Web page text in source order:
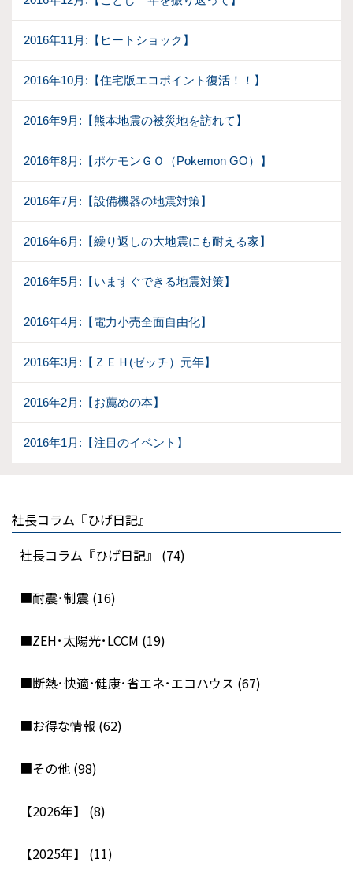
2016年11月:【ヒートショック】
2016年10月:【住宅版エコポイント復活！！】
2016年9月:【熊本地震の被災地を訪れて】
2016年8月:【ポケモンＧＯ（Pokemon GO）】
2016年7月:【設備機器の地震対策】
2016年6月:【繰り返しの大地震にも耐える家】
2016年5月:【いますぐできる地震対策】
2016年4月:【電力小売全面自由化】
2016年3月:【ＺＥＨ(ゼッチ）元年】
2016年2月:【お薦めの本】
2016年1月:【注目のイベント】
社長コラム『ひげ日記』
社長コラム『ひげ日記』 (74)
■耐震･制震 (16)
■ZEH･太陽光･LCCM (19)
■断熱･快適･健康･省エネ･エコハウス (67)
■お得な情報 (62)
■その他 (98)
【2026年】 (8)
【2025年】 (11)